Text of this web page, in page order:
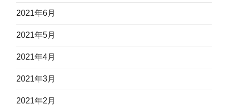
2021年6月
2021年5月
2021年4月
2021年3月
2021年2月